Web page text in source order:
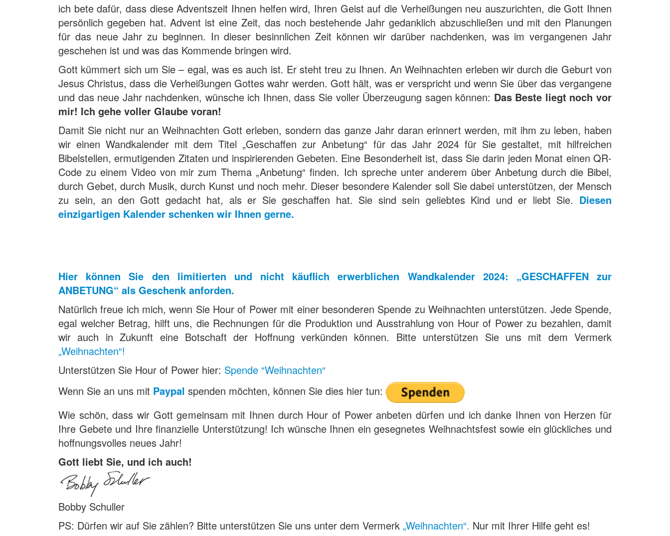
ich bete dafür, dass diese Adventszeit Ihnen helfen wird, Ihren Geist auf die Verheißungen neu auszurichten, die Gott Ihnen
persönlich gegeben hat. Advent ist eine Zeit, das noch bestehende Jahr gedanklich abzuschließen und mit den Planungen
für das neue Jahr zu beginnen. In dieser besinnlichen Zeit können wir darüber nachdenken, was im vergangenen Jahr
geschehen ist und was das Kommende bringen wird.
Gott kümmert sich um Sie – egal, was es auch ist. Er steht treu zu Ihnen. An Weihnachten erleben wir durch die Geburt von
Jesus Christus, dass die Verheißungen Gottes wahr werden. Gott hält, was er verspricht und wenn Sie über das vergangene
und das neue Jahr nachdenken, wünsche ich Ihnen, dass Sie voller Überzeugung sagen können: Das Beste liegt noch vor
mir! Ich gehe voller Glaube voran!
Damit Sie nicht nur an Weihnachten Gott erleben, sondern das ganze Jahr daran erinnert werden, mit ihm zu leben, haben
wir einen Wandkalender mit dem Titel „Geschaffen zur Anbetung“ für das Jahr 2024 für Sie gestaltet, mit hilfreichen
Bibelstellen, ermutigenden Zitaten und inspirierenden Gebeten. Eine Besonderheit ist, dass Sie darin jeden Monat einen QR-
Code zu einem Video von mir zum Thema „Anbetung“ finden. Ich spreche unter anderem über Anbetung durch die Bibel,
durch Gebet, durch Musik, durch Kunst und noch mehr. Dieser besondere Kalender soll Sie dabei unterstützen, der Mensch
zu sein, an den Gott gedacht hat, als er Sie geschaffen hat. Sie sind sein geliebtes Kind und er liebt Sie. Diesen
einzigartigen Kalender schenken wir Ihnen gerne.
Hier können Sie den limitierten und nicht käuflich erwerblichen Wandkalender 2024: „GESCHAFFEN zur
ANBETUNG“ als Geschenk anforden.
Natürlich freue ich mich, wenn Sie Hour of Power mit einer besonderen Spende zu Weihnachten unterstützen. Jede Spende,
egal welcher Betrag, hilft uns, die Rechnungen für die Produktion und Ausstrahlung von Hour of Power zu bezahlen, damit
wir auch in Zukunft eine Botschaft der Hoffnung verkünden können. Bitte unterstützen Sie uns mit dem Vermerk
„Weihnachten“!
Unterstützen Sie Hour of Power hier: Spende “Weihnachten“
Wenn Sie an uns mit Paypal spenden möchten, können Sie dies hier tun:
Wie schön, dass wir Gott gemeinsam mit Ihnen durch Hour of Power anbeten dürfen und ich danke Ihnen von Herzen für
Ihre Gebete und Ihre finanzielle Unterstützung! Ich wünsche Ihnen ein gesegnetes Weihnachtsfest sowie ein glückliches und
hoffnungsvolles neues Jahr!
Gott liebt Sie, und ich auch!
Bobby Schuller
PS: Dürfen wir auf Sie zählen? Bitte unterstützen Sie uns unter dem Vermerk „Weihnachten“. Nur mit Ihrer Hilfe geht es!